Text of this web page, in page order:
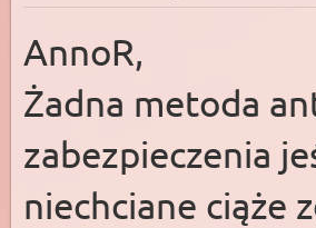
AnnoR,
Żadna metoda
zabezpieczenia
niechciane ciąże